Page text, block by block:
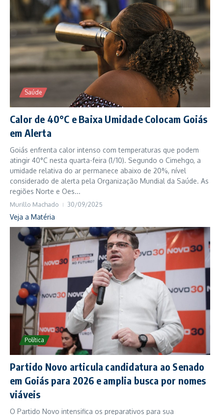
Saúde
Calor de 40°C e Baixa Umidade Colocam Goiás
em Alerta
Goiás enfrenta calor intenso com temperaturas que podem
atingir 40°C nesta quarta-feira (1/10). Segundo o Cimehgo, a
umidade relativa do ar permanece abaixo de 20%, nível
considerado de alerta pela Organização Mundial da Saúde. As
regiões Norte e Oes...
Murillo Machado 30/09/2025
Veja a Matéria
Política
Partido Novo articula candidatura ao Senado
em Goiás para 2026 e amplia busca por nomes
viáveis
O Partido Novo intensifica os preparativos para sua